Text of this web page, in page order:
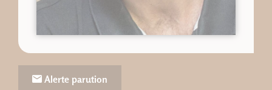
Alerte parution